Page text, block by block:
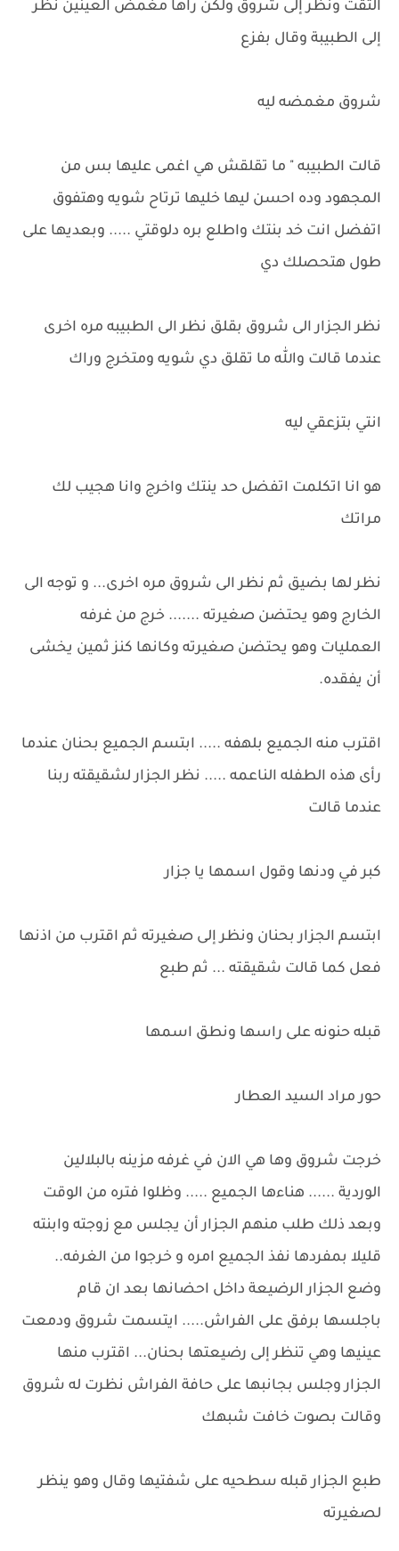
التقت ونظر إلى شروق ولكن راها مغمض العينين نظر
إلى الطبيبة وقال بفزع
شروق مغمضه ليه
قالت الطبيبه " ما تقلقش هي اغمى عليها بس من
المجهود وده احسن ليها خليها ترتاح شويه وهتفوق
اتفضل انت خد بنتك واطلع بره دلوقتي ..... وبعديها على
طول هتحصلك دي
نظر الجزار الى شروق بقلق نظر الى الطبيبه مره اخرى
عندما قالت والله ما تقلق دي شويه ومتخرج وراك
انتي بتزعقي ليه
هو انا اتكلمت اتفضل حد ينتك واخرج وانا هجيب لك
مراتك
نظر لها بضيق ثم نظر الى شروق مره اخرى... و توجه الى
الخارج وهو يحتضن صغيرته ....... خرج من غرفه
العمليات وهو يحتضن صغيرته وكانها كنز ثمين يخشى
أن يفقده.
اقترب منه الجميع بلهفه ..... ابتسم الجميع بحنان عندما
رأى هذه الطفله الناعمه ..... نظر الجزار لشقيقته ربنا
عندما قالت
كبر في ودنها وقول اسمها يا جزار
ابتسم الجزار بحنان ونظر إلى صغيرته ثم اقترب من اذنها
فعل كما قالت شقيقته ... ثم طبع
قبله حنونه على راسها ونطق اسمها
حور مراد السيد العطار
خرجت شروق وها هي الان في غرفه مزينه بالبلالين
الوردية ...... هناءها الجميع ..... وظلوا فتره من الوقت
وبعد ذلك طلب منهم الجزار أن يجلس مع زوجته وابنته
قليلا بمفردها نفذ الجميع امره و خرجوا من الغرفه..
وضع الجزار الرضيعة داخل احضانها بعد ان قام
باجلسها برفق على الفراش..... ايتسمت شروق ودمعت
عينيها وهي تنظر إلى رضيعتها بحنان... اقترب منها
الجزار وجلس بجانبها على حافة الفراش نظرت له شروق
وقالت بصوت خافت شبهك
طبع الجزار قبله سطحيه على شفتيها وقال وهو ينظر
لصغيرته